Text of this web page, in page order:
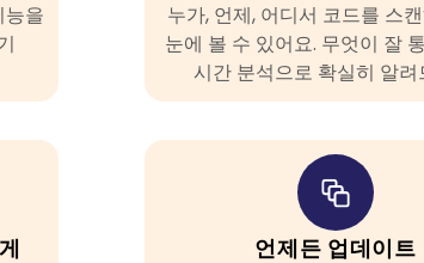
능을
누가, 언제, 어디서 코드를 스
눈에 볼 수 있어요. 무엇이 잘
시간 분석으로 확실히 알려
언제든 업데이트